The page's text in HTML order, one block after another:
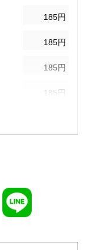
185円
185円
185円
185円
185円